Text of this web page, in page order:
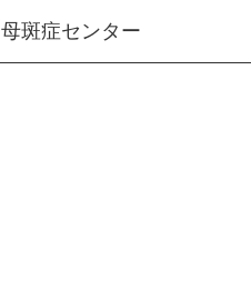
母斑症センター